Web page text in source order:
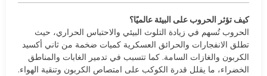
كيف تؤثر الحروب على البيئة عالميًا؟
الحروب تُسهم في زيادة التلوث البيئي والاحتباس الحراري، حيث
تطلق الانفجارات والحرائق العسكرية كميات ضخمة من ثاني أكسيد
الكربون والغازات السامة. كما تتسبب في تدمير الغابات والمناطق
الخضراء، ما يقلل قدرة الكوكب على امتصاص الكربون وتنقية الهواء.